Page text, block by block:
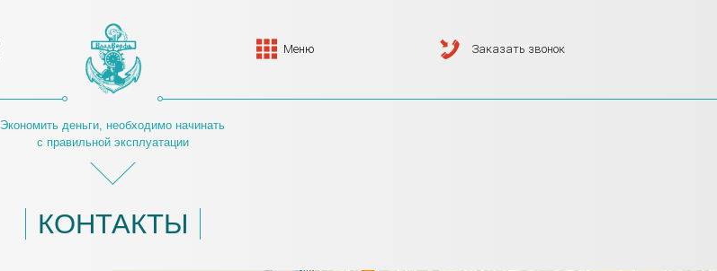
Меню Заказать звонок
Экономить деньги, необходимо начинать
с правильной эксплуатации
КОНТАКТЫ